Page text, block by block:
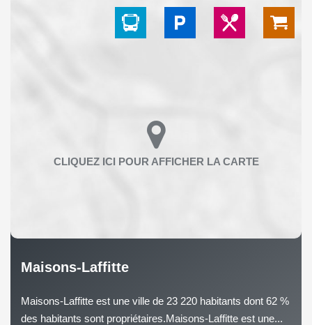
Maisons-Laffitte
Maisons-Laffitte est une ville de 23 220 habitants dont 62 %
des habitants sont propriétaires.Maisons-Laffitte est une...